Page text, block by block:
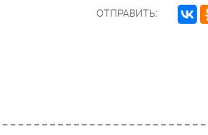
ОТПРАВИТЬ: